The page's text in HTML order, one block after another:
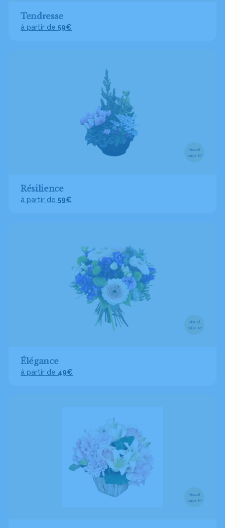
Tendresse
à partir de 59€
Visuel
taille M
Résilience
à partir de 59€
Visuel
taille M
Élégance
à partir de 49€
Visuel
taille M